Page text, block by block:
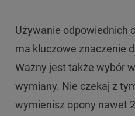
Używanie odpowiednich
ma kluczowe znaczenie
Ważny jest także wybór
wymiany. Nie czekaj z
wymienisz opony nawet